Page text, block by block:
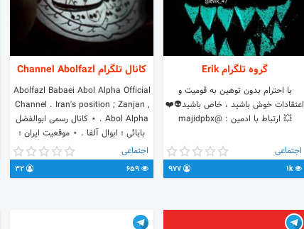
گروه تلگرام Erik
با احترام بدون توهین به قومیت و
اعتقادات خوش باشید ، خاص باشید👽❤️
💥 ارتباط با ادمین : @majidpbx
اجتماعی
1k
977
کانال تلگرام Channel Abolfazl
Abolfazl Babaei Abol Alpha Official
Channel . Iran's position ; Zanjan ,
Abol Alpha . ⋆ کانال رسمی ابوالفضل
بابائی ؛ ابوال آلفا . ⋆ موقعیت ایران ؛
زنجان ، ابوال آلفا . ⋆ شماره تماس :
4237 295 0938
اجتماعی
659
32